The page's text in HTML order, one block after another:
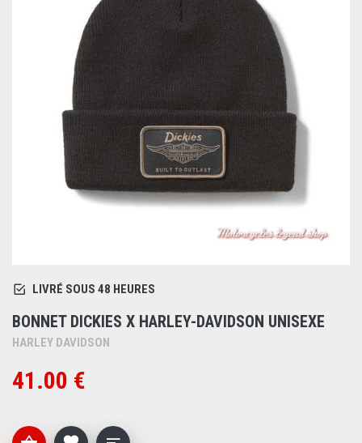
LIVRÉ SOUS 48 HEURES
BONNET DICKIES X HARLEY-DAVIDSON UNISEXE
HARLEY DAVIDSON
41.00 €